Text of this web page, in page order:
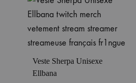
Veste Sherpa Unisexe
Ellbana